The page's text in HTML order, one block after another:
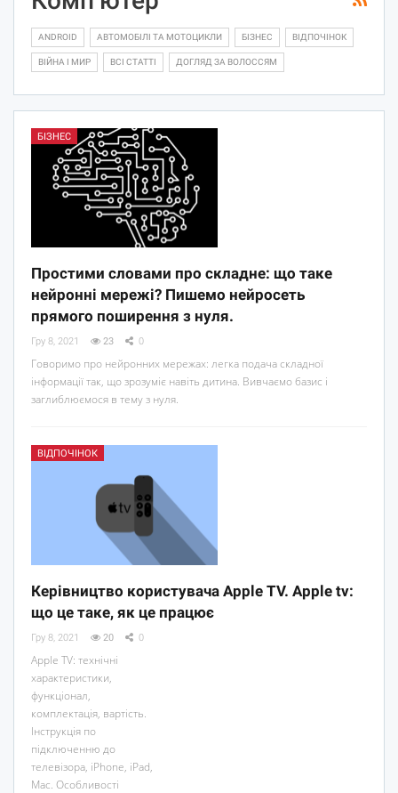
ANDROID АВТОМОБІЛІ ТА МОТОЦИКЛИ БІЗНЕС ВІДПОЧІНОК
ВІЙНА І МИР ВСІ СТАТТІ ДОГЛЯД ЗА ВОЛОССЯМ
БІЗНЕС
Простими словами про складне: що таке
нейронні мережі? Пишемо нейросеть
прямого поширення з нуля.
Гру 8, 2021 23 0
Говоримо про нейронних мережах: легка подача складної
інформації так, що зрозуміє навіть дитина. Вивчаємо базис і
заглиблюємося в тему з нуля.
ВІДПОЧІНОК
Керівництво користувача Apple TV. Apple tv:
що це таке, як це працює
Гру 8, 2021 20 0
Apple TV: технічні
характеристики,
функціонал,
комплектація, вартість.
Інструкція по
підключенню до
телевізора, iPhone, iPad,
Mac. Особливості